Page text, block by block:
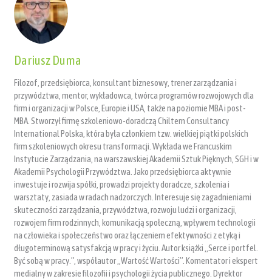
Dariusz Duma
Filozof, przedsiębiorca, konsultant biznesowy, trener zarządzania i
przywództwa, mentor, wykładowca, twórca programów rozwojowych dla
firm i organizacji w Polsce, Europie i USA, także na poziomie MBA i post-
MBA. Stworzył firmę szkoleniowo-doradczą Chiltern Consultancy
International Polska, która była członkiem tzw. wielkiej piątki polskich
firm szkoleniowych okresu transformacji. Wykłada we Francuskim
Instytucie Zarządzania, na warszawskiej Akademii Sztuk Pięknych, SGH i w
Akademii Psychologii Przywództwa. Jako przedsiębiorca aktywnie
inwestuje i rozwija spółki, prowadzi projekty doradcze, szkolenia i
warsztaty, zasiada w radach nadzorczych. Interesuje się zagadnieniami
skuteczności zarządzania, przywództwa, rozwoju ludzi i organizacji,
rozwojem firm rodzinnych, komunikacją społeczną, wpływem technologii
na człowieka i społeczeństwo oraz łączeniem efektywności z etyką i
długoterminową satysfakcją w pracy i życiu. Autor książki „Serce i portfel.
Być sobą w pracy.”, współautor „Wartość Wartości”. Komentator i ekspert
medialny w zakresie filozofii i psychologii życia publicznego. Dyrektor